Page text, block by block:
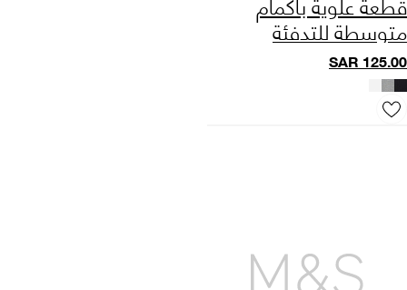
متوسطة للتدفئة
المتوسطة من
Heatgen™
SAR 125.00